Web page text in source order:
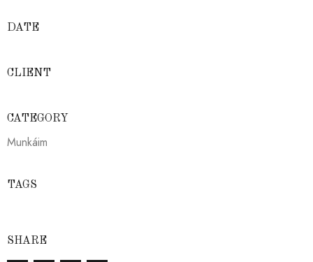
DATE
CLIENT
CATEGORY
Munkáim
TAGS
SHARE